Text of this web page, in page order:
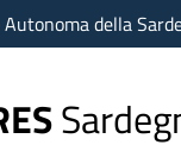
Autonoma della